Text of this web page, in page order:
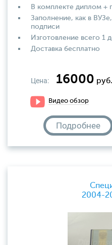
В комплекте диплом +
Заполнение, как в
подписи
Изготовление всего 1
Доставка бесплатно
Цена: 16000 руб.
Видео обзор
Подробнее
2004-